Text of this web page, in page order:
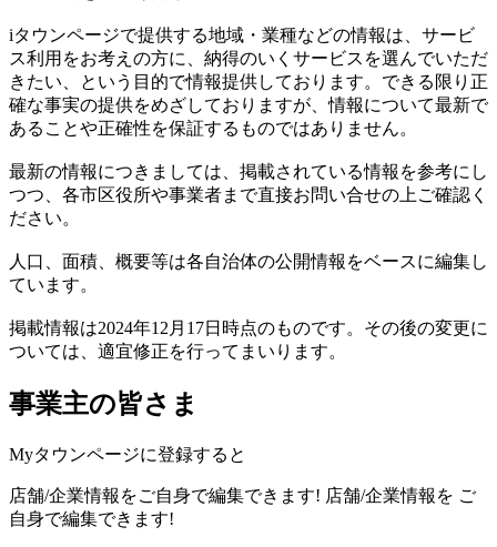
iタウンページで提供する地域・業種などの情報は、サービ
ス利用をお考えの方に、納得のいくサービスを選んでいただ
きたい、という目的で情報提供しております。できる限り正
確な事実の提供をめざしておりますが、情報について最新で
あることや正確性を保証するものではありません。
最新の情報につきましては、掲載されている情報を参考にし
つつ、各市区役所や事業者まで直接お問い合せの上ご確認く
ださい。
人口、面積、概要等は各自治体の公開情報をベースに編集し
ています。
掲載情報は2024年12月17日時点のものです。その後の変更に
ついては、適宜修正を行ってまいります。
事業主の皆さま
Myタウンページに登録すると
店舗/企業情報をご自身で編集できます! 店舗/企業情報を ご
自身で編集できます!